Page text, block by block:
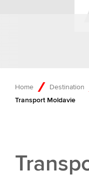
Home
Destination
Transport Moldavie